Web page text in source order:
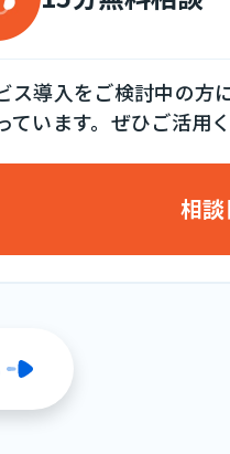
ス導入をご検討中の方
ています。ぜひご活用く
相